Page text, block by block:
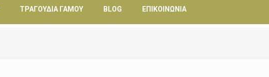
ΤΡΑΓΟΎΔΙΑ ΓΆΜΟΥ BLOG ΕΠΙΚΟΙΝΩΝΊΑ